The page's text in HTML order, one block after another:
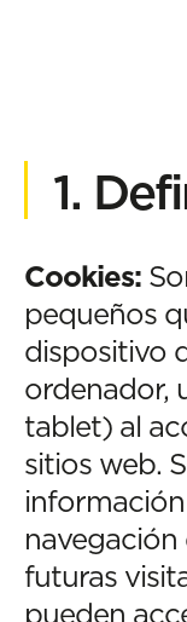
1.
Cookies:
pequeños
dispositivo
ordenador,
tablet) al
sitios web.
futuras
pueden